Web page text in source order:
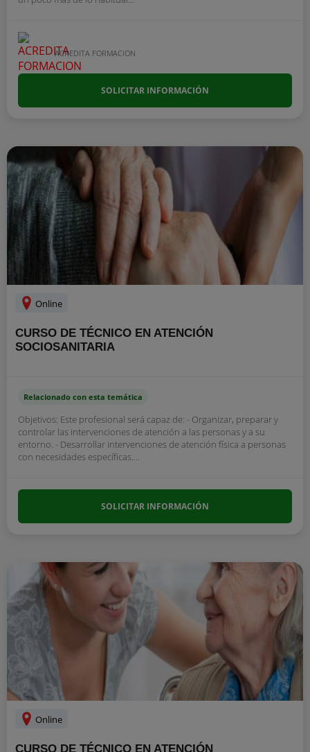
ACREDITA FORMACION
SOLICITAR INFORMACIÓN
Online
CURSO DE TÉCNICO EN ATENCIÓN
SOCIOSANITARIA
Relacionado con esta temática
Objetivos: Este profesional será capaz de: - Organizar, preparar y
controlar las intervenciones de atención a las personas y a su
entorno. - Desarrollar intervenciones de atención física a personas
con necesidades específicas....
SOLICITAR INFORMACIÓN
Online
CURSO DE TÉCNICO EN ATENCIÓN